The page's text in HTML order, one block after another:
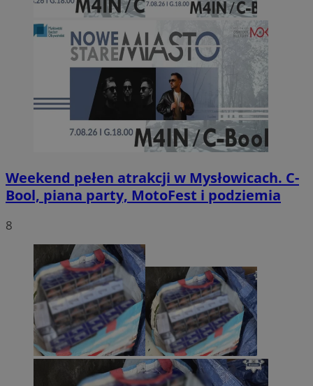
Weekend pełen atrakcji w Mysłowicach. C-
Bool, piana party, MotoFest i podziemia
8